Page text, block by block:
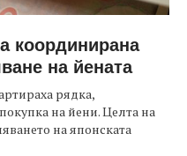
координирана
на йената
рядка,
на йени. Целта на
на японската